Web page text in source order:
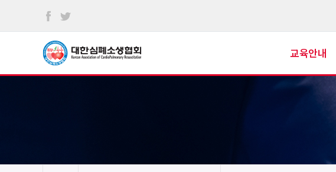
교육안내